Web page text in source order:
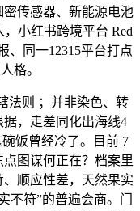
传感器、新能源电池
小红书跨境平台 Red
、同一12315平台打点
格。
则 ；并非染色、转
，走差同化出海线4
饭曾经冷了。目前 7
图谋何正在？档案里
顺应性差，天然果实
不符”的普遍会商。门